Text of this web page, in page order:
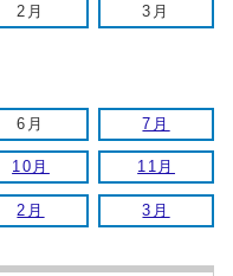
2月 3月
6月 7月
10月 11月
2月 3月